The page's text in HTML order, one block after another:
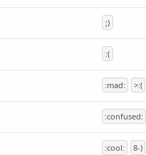
;)
:(
:mad: >:(
:confused:
:cool: 8-)